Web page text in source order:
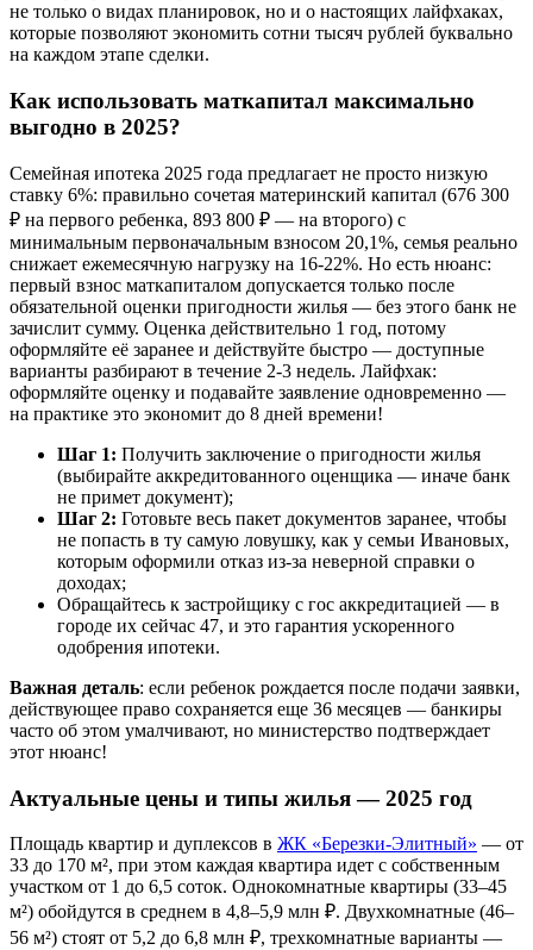
не только о видах планировок, но и о настоящих лайфхаках,
которые позволяют экономить сотни тысяч рублей буквально
на каждом этапе сделки.
Как использовать маткапитал максимально
выгодно в 2025?
Семейная ипотека 2025 года предлагает не просто низкую
ставку 6%: правильно сочетая материнский капитал (676 300
₽ на первого ребенка, 893 800 ₽ — на второго) с
минимальным первоначальным взносом 20,1%, семья реально
снижает ежемесячную нагрузку на 16-22%. Но есть нюанс:
первый взнос маткапиталом допускается только после
обязательной оценки пригодности жилья — без этого банк не
зачислит сумму. Оценка действительно 1 год, потому
оформляйте её заранее и действуйте быстро — доступные
варианты разбирают в течение 2-3 недель. Лайфхак:
оформляйте оценку и подавайте заявление одновременно —
на практике это экономит до 8 дней времени!
Шаг 1: Получить заключение о пригодности жилья
(выбирайте аккредитованного оценщика — иначе банк
не примет документ);
Шаг 2: Готовьте весь пакет документов заранее, чтобы
не попасть в ту самую ловушку, как у семьи Ивановых,
которым оформили отказ из-за неверной справки о
доходах;
Обращайтесь к застройщику с гос аккредитацией — в
городе их сейчас 47, и это гарантия ускоренного
одобрения ипотеки.
Важная деталь: если ребенок рождается после подачи заявки,
действующее право сохраняется еще 36 месяцев — банкиры
часто об этом умалчивают, но министерство подтверждает
этот нюанс!
Актуальные цены и типы жилья — 2025 год
Площадь квартир и дуплексов в ЖК «Березки-Элитный» — от
33 до 170 м², при этом каждая квартира идет с собственным
участком от 1 до 6,5 соток. Однокомнатные квартиры (33–45
м²) обойдутся в среднем в 4,8–5,9 млн ₽. Двухкомнатные (46–
56 м²) стоят от 5,2 до 6,8 млн ₽, трехкомнатные варианты —